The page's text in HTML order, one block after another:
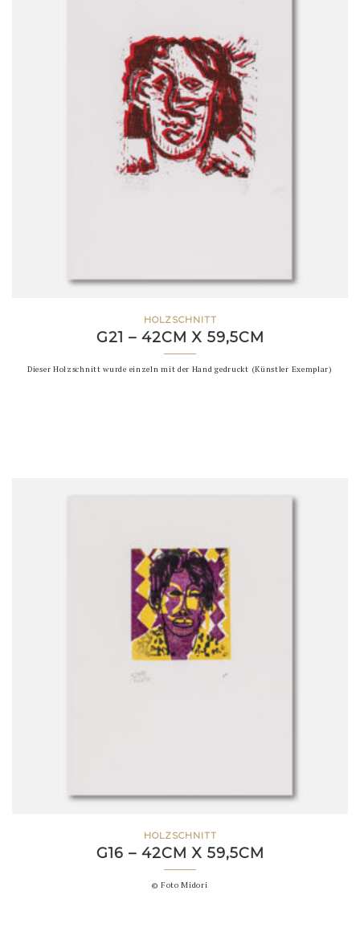
HOLZSCHNITT
G21 – 42CM X 59,5CM
Dieser Holzschnitt wurde einzeln mit der Hand gedruckt (Künstler Exemplar)
HOLZSCHNITT
G16 – 42CM X 59,5CM
© Foto Midori